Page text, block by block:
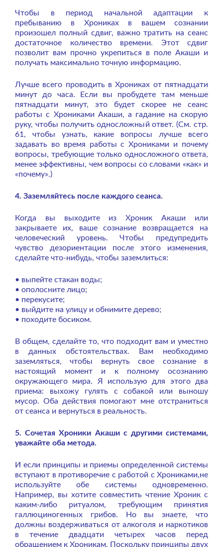
Чтобы в период начальной адаптации к
пребыванию в Хрониках в вашем сознании
произошел полный сдвиг, важно тратить на сеанс
достаточное количество времени. Этот сдвиг
позволит вам прочно укрепиться в поле Акаши и
получать максимально точную информацию.
Лучше всего проводить в Хрониках от пятнадцати
минут до часа. Если вы пробудете там меньше
пятнадцати минут, это будет скорее не сеанс
работы с Хрониками Акаши, а гадание на скорую
руку, чтобы получить односложный ответ. (См. стр.
61, чтобы узнать, какие вопросы лучше всего
задавать во время работы с Хрониками и почему
вопросы, требующие только односложного ответа,
менее эффективны, чем вопросы со словами «как» и
«почему».)
4. Заземляйтесь после каждого сеанса.
Когда вы выходите из Хроник Акаши или
закрываете их, ваше сознание возвращается на
человеческий уровень. Чтобы предупредить
чувство дезориентации после этого изменения,
сделайте что-нибудь, чтобы заземлиться:
• выпейте стакан воды;
• ополосните лицо;
• перекусите;
• выйдите на улицу и обнимите дерево;
• походите босиком.
В общем, сделайте то, что подходит вам и уместно
в данных обстоятельствах. Вам необходимо
заземляться, чтобы вернуть свое сознание в
настоящий момент и к полному осознанию
окружающего мира. Я использую для этого два
приема: выхожу гулять с собакой или выношу
мусор. Оба действия помогают мне отстраниться
от сеанса и вернуться в реальность.
5. Сочетая Хроники Акаши с другими системами,
уважайте оба метода.
И если принципы и приемы определенной системы
вступают в противоречие с работой с Хрониками,не
используйте обе системы одновременно.
Например, вы хотите совместить чтение Хроник с
каким-либо ритуалом, требующим принятия
галлюциногенных грибов. Но вы знаете, что
должны воздерживаться от алкоголя и наркотиков
в течение двадцати четырех часов перед
обращением к Хроникам. Поскольку принципы двух